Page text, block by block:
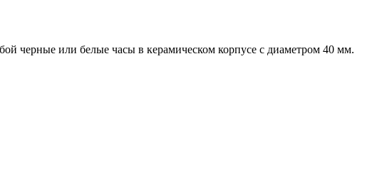
черные или белые часы в керамическом корпусе с диаметром 40 мм.